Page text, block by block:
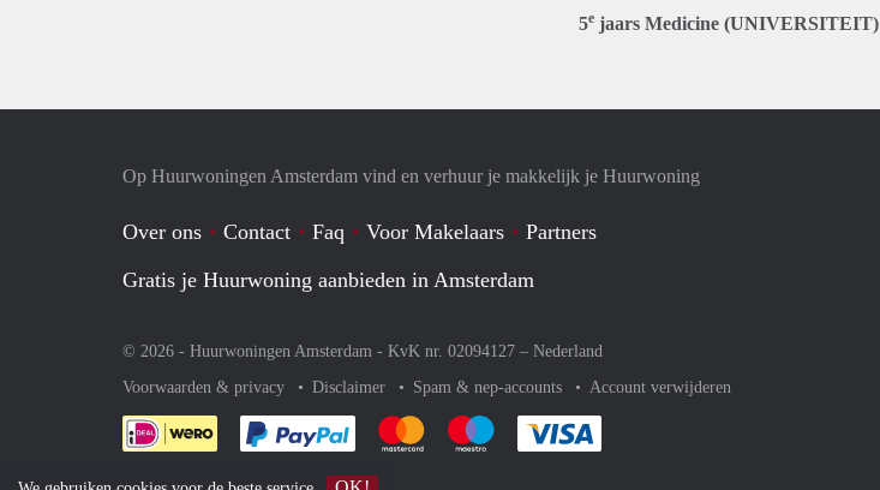
5e jaars Medicine (UNIVERSITEIT)
Op Huurwoningen Amsterdam vind en verhuur je makkelijk je Huurwoning
Over ons Contact Faq Voor Makelaars
Partners
Gratis je Huurwoning aanbieden in Amsterdam
© 2026 - Huurwoningen Amsterdam - KvK nr. 02094127 – Nederland
Voorwaarden & privacy
Disclaimer Spam & nep-accounts Account verwijderen
Je rekent gemakkelijk af met Paypal
Je rekent gemakkelijk af met Mastercard
Je rekent gemakkelijk af met Meastro